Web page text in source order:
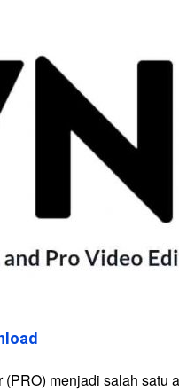
menjadi salah satu